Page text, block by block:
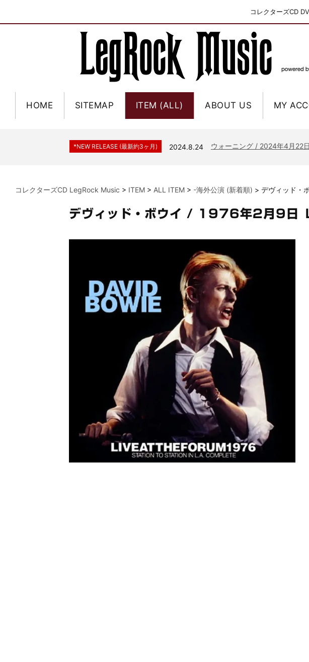
コレクターズCD
HOME SITEMAP ITEM (ALL) ABOUT US MY
*NEW RELEASE (最新約3ヶ月) 2024.6.9 ジャーニー / 1979年5月8+9日
*NEW RELEASE (最新約3ヶ月) 2024.8.24 ウォーニング / 2024年4月22
スコーピオンズ / 2024年6月
*NEW RELEASE (最新約3ヶ月) 2024.6.20 マネスキン / 2024年6月9日
2024.6.9
2024.6.9 ユーライア・ヒープ / 2023年8
2024.6.9 ジャーニー / 1979年5月8+9日
2024.11.9 NGHFB / 2024年7月28日 フ
*NEW RELEASE (最新約3ヶ月) 2024.8.24 ウォーニング / 2024年4月22
*NEW RELEASE (最新約3ヶ月) 2024.6.24 ビリー・ジョエル / 2024年3
2024.6.24
リアム・ギャラガー / 2024年6月3日 カー
*NEW RELEASE (最新約3ヶ月) 2024.6.24 スコーピオンズ / 2024年6月
*NEW RELEASE (最新約3ヶ月) 2024.6.20 マネスキン / 2024年6月9日 ド
*NEW RELEASE (最新約3ヶ月) 2024.6.9 リアム・ギャラガー / 2024年6
*NEW RELEASE (最新約3ヶ月) 2024.6.9 メガデス / 2023年8月4日 ドイ
*NEW RELEASE (最新約3ヶ月) 2024.6.9 ユーライア・ヒープ / 2023年
*NEW RELEASE (最新約3ヶ月) 2024.6.9 ジャーニー / 1979年5月8+9日
コレクターズCD LegRock Music > ITEM > ALL ITEM > -海外公演 (新着順) > デヴィッド・
デヴィッド・ボウイ / 1976年2月9日 Ｌ